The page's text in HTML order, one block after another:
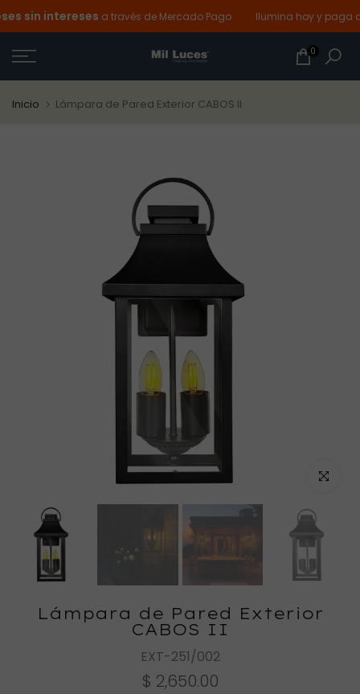
Ir
al
contenido
sin interesesa través de Mercado Pago Ilumina hoy y paga
0
Inicio Lámpara de Pared Exterior CABOS II
Haz
Lámpara de Pared Exterior
CABOS II
EXT-251/002
$ 2,650.00